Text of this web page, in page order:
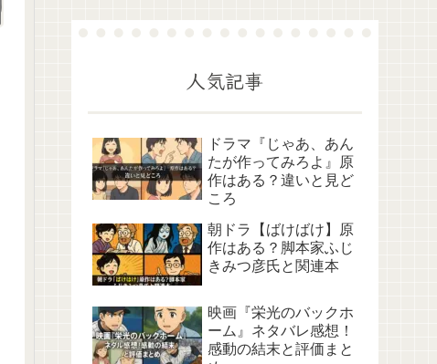
人気記事
ドラマ『じゃあ、あん
たが作ってみろよ』原
作はある？違いと見ど
ころ
朝ドラ【ばけばけ】原
作はある？脚本家ふじ
きみつ彦氏と関連本
映画『栄光のバックホ
ーム』ネタバレ感想！
感動の結末と評価まと